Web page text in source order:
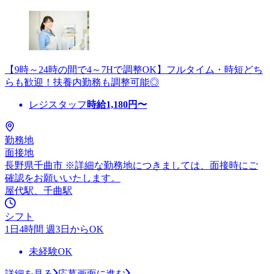
【9時～24時の間で4～7Hで調整OK】フルタイム・時短どち
らも歓迎！扶養内勤務も調整可能◎
レジスタッフ 時給1,180円〜
勤務地
面接地
長野県千曲市 ※詳細な勤務地につきましては、面接時にご
確認をお願いいたします。
屋代駅、千曲駅
シフト
1日4時間 週3日からOK
未経験OK